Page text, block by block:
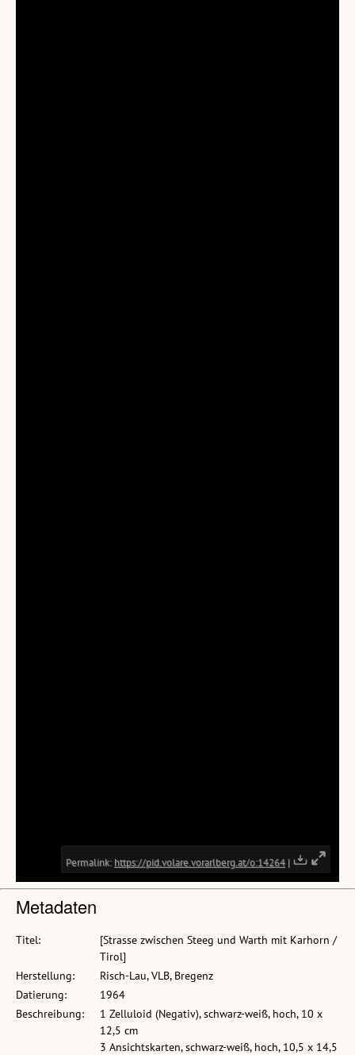
Metadaten
Titel:
[Strasse zwischen Steeg und Warth mit Karhorn /
Tirol]
Herstellung:
Risch-Lau, VLB, Bregenz
Datierung:
1964
Beschreibung:
1 Zelluloid (Negativ), schwarz-weiß, hoch, 10 x
12,5 cm
3 Ansichtskarten, schwarz-weiß, hoch, 10,5 x 14,5